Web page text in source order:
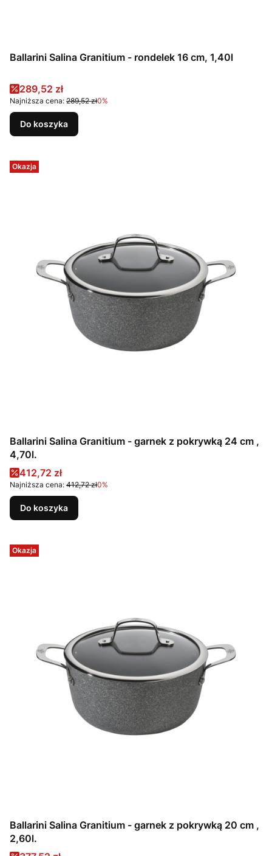
Ballarini Salina Granitium - rondelek 16 cm, 1,40l
Cena promocyjna
289,52 zł
Najniższa cena: 289,52 zł0%
Do koszyka
Okazja
Ballarini Salina Granitium - garnek z pokrywką 24 cm ,
4,70l.
Cena promocyjna
412,72 zł
Najniższa cena: 412,72 zł0%
Do koszyka
Okazja
Ballarini Salina Granitium - garnek z pokrywką 20 cm ,
2,60l.